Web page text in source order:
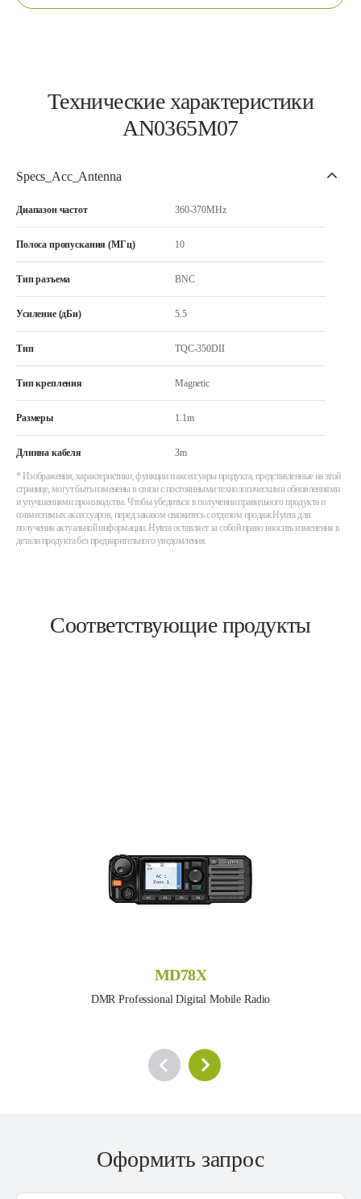
Технические характеристики
AN0365M07
Specs_Acc_Antenna
Диапазон частот 360-370MHz
Полоса пропускания (МГц) 10
Тип разъема BNC
Усиление (дБи) 5.5
Тип TQC-350DII
Тип крепления Magnetic
Размеры 1.1m
Длинна кабеля 3m
* Изображения, характеристики, функции и аксессуары продукта, представленные на этой
странице, могут быть изменены в связи с постоянными технологическими обновлениями
и улучшениями производства. Чтобы убедиться в получении правильного продукта и
совместимых аксессуаров, перед заказом свяжитесь с отделом продаж Hytera для
получения актуальной информации. Hytera оставляет за собой право вносить изменения в
детали продукта без предварительного уведомления.
Соответствующие продукты
MD78X
DMR Professional Digital Mobile Radio
Оформить запрос